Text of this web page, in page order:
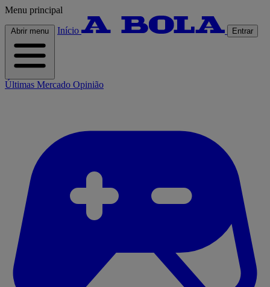
Menu principal
Abrir menu Início Entrar
Últimas Mercado Opinião